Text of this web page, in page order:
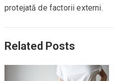
protejată de factorii externi.
Related Posts